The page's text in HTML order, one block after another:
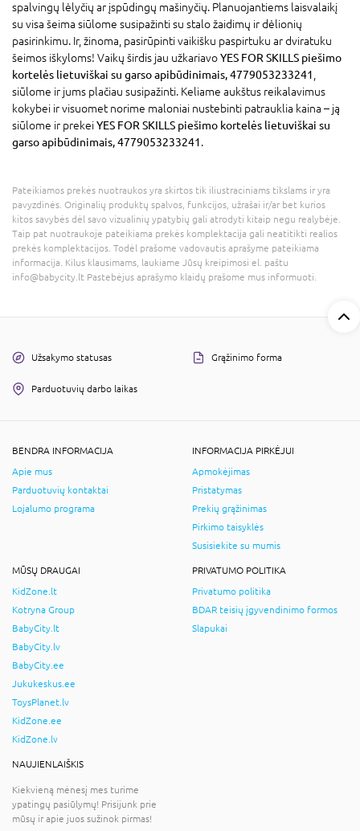
spalvingų lėlyčių ar įspūdingų mašinyčių. Planuojantiems laisvalaikį
su visa šeima siūlome susipažinti su stalo žaidimų ir dėlionių
pasirinkimu. Ir, žinoma, pasirūpinti vaikišku paspirtuku ar dviratuku
šeimos iškyloms! Vaikų širdis jau užkariavoYES FOR SKILLS piešimo
kortelės lietuviškai su garso apibūdinimais, 4779053233241,
siūlome ir jums plačiau susipažinti. Keliame aukštus reikalavimus
kokybei ir visuomet norime maloniai nustebinti patrauklia kaina – ją
siūlome ir prekeiYES FOR SKILLS piešimo kortelės lietuviškai su
garso apibūdinimais, 4779053233241.
Pateikiamos prekės nuotraukos yra skirtos tik iliustraciniams tikslams ir yra
pavyzdinės. Originalių produktų spalvos, funkcijos, užrašai ir/ar bet kurios
kitos savybės dėl savo vizualinių ypatybių gali atrodyti kitaip negu realybėje.
Taip pat nuotraukoje pateikiama prekės komplektacija gali neatitikti realios
prekės komplektacijos. Todėl prašome vadovautis aprašyme pateikiama
informacija. Kilus klausimams, laukiame Jūsų kreipimosi el. paštu
info@babycity.lt Pastebėjus aprašymo klaidų prašome mus informuoti.
Užsakymo statusas Grąžinimo forma
Parduotuvių darbo laikas
BENDRA INFORMACIJA
Apie mus
Parduotuvių kontaktai
Lojalumo programa
INFORMACIJA PIRKĖJUI
Apmokėjimas
Pristatymas
Prekių grąžinimas
Pirkimo taisyklės
Susisiekite su mumis
MŪSŲ DRAUGAI
KidZone.lt
Kotryna Group
BabyCity.lt
BabyCity.lv
BabyCity.ee
Jukukeskus.ee
ToysPlanet.lv
KidZone.ee
KidZone.lv
PRIVATUMO POLITIKA
Privatumo politika
BDAR teisių įgyvendinimo formos
Slapukai
NAUJIENLAIŠKIS
Kiekvieną mėnesį mes turime
ypatingų pasiūlymų! Prisijunk prie
mūsų ir apie juos sužinok pirmas!